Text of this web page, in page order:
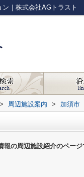
｜株式会社AGトラスト
> 周辺施設案内 > 加須市
報の周辺施設紹介のページ